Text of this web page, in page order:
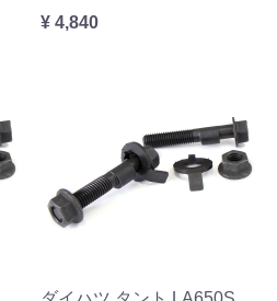
¥ 4,840